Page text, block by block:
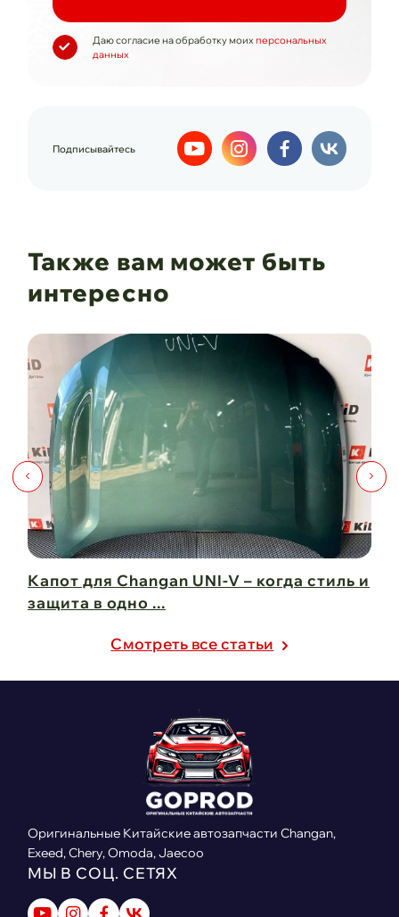
Даю согласие на обработку моих персональных
данных
Подписывайтесь
Также вам может быть
интересно
Капот для Changan UNI-V – когда стиль и
защита в одно ...
Cмотреть все статьи
Оригинальные Китайские автозапчасти Changan,
Exeed, Chery, Omoda, Jaecoo
МЫ В СОЦ. СЕТЯХ